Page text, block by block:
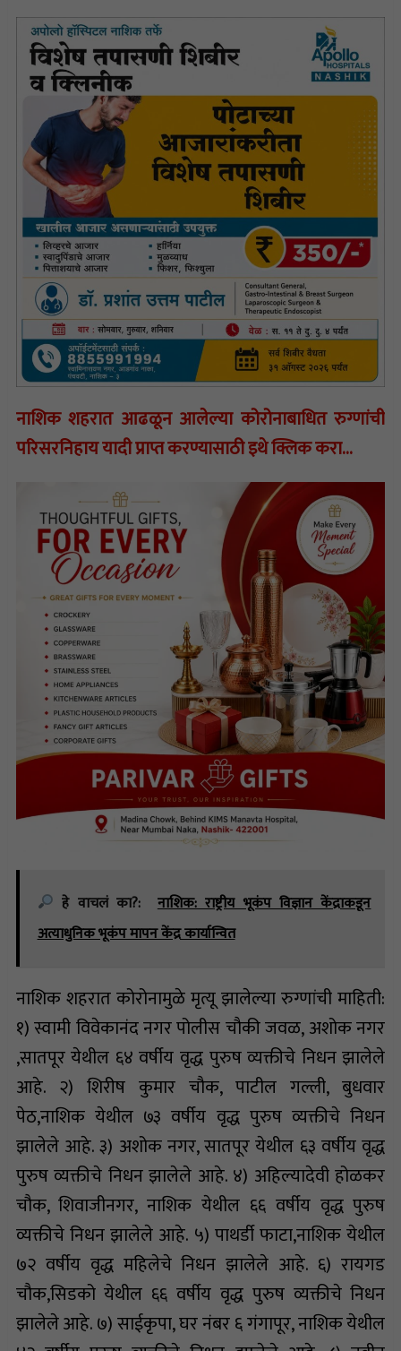
नाशिक शहरात आढळून आलेल्या कोरोनाबाधित रुग्णांची
परिसरनिहाय यादी प्राप्त करण्यासाठी इथे क्लिक करा…
हे वाचलं का?:
नाशिक: राष्ट्रीय भूकंप विज्ञान केंद्राकडून
अत्याधुनिक भूकंप मापन केंद्र कार्यान्वित
नाशिक शहरात कोरोनामुळे मृत्यू झालेल्या रुग्णांची माहिती:
१) स्वामी विवेकानंद नगर पोलीस चौकी जवळ, अशोक नगर
,सातपूर येथील ६४ वर्षीय वृद्ध पुरुष व्यक्तीचे निधन झालेले
आहे. २) शिरीष कुमार चौक, पाटील गल्ली, बुधवार
पेठ,नाशिक येथील ७३ वर्षीय वृद्ध पुरुष व्यक्तीचे निधन
झालेले आहे. ३) अशोक नगर, सातपूर येथील ६३ वर्षीय वृद्ध
पुरुष व्यक्तीचे निधन झालेले आहे. ४) अहिल्यादेवी होळकर
चौक, शिवाजीनगर, नाशिक येथील ६६ वर्षीय वृद्ध पुरुष
व्यक्तीचे निधन झालेले आहे. ५) पाथर्डी फाटा,नाशिक येथील
७२ वर्षीय वृद्ध महिलेचे निधन झालेले आहे. ६) रायगड
चौक,सिडको येथील ६६ वर्षीय वृद्ध पुरुष व्यक्तीचे निधन
झालेले आहे. ७) साईकृपा, घर नंबर ६ गंगापूर, नाशिक येथील